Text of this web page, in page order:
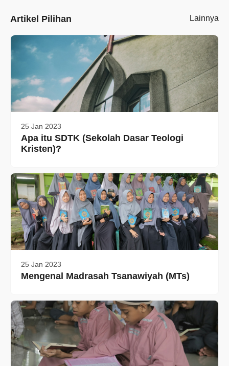
Artikel Pilihan Lainnya
25 Jan 2023
Apa itu SDTK (Sekolah Dasar Teologi
Kristen)?
25 Jan 2023
Mengenal Madrasah Tsanawiyah (MTs)